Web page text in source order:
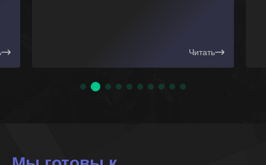
Читать